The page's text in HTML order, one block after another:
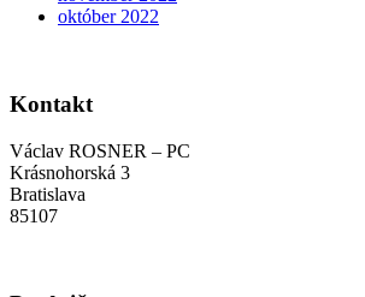
október 2022
Kontakt
Václav ROSNER – PC
Krásnohorská 3
Bratislava
85107